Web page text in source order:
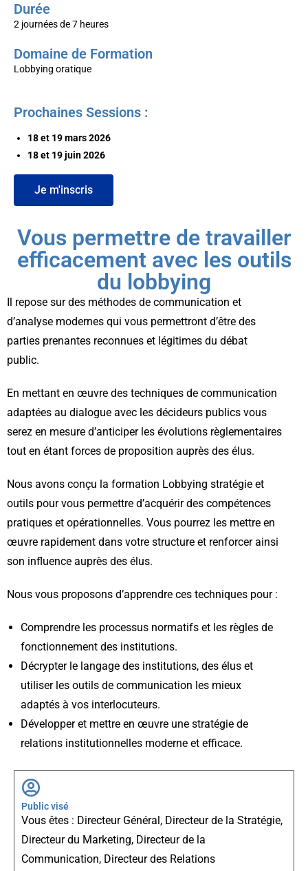
Durée
2 journées de 7 heures
Domaine de Formation
Lobbying oratique
Prochaines Sessions :
18 et 19 mars 2026
18 et 19 juin 2026
Je m'inscris
Vous permettre de travailler
efficacement avec les outils
du lobbying
Il repose sur des méthodes de communication et
d’analyse modernes qui vous permettront d’être des
parties prenantes reconnues et légitimes du débat
public.
En mettant en œuvre des techniques de communication
adaptées au dialogue avec les décideurs publics vous
serez en mesure d’anticiper les évolutions règlementaires
tout en étant forces de proposition auprès des élus.
Nous avons conçu la formation Lobbying stratégie et
outils pour vous permettre d’acquérir des compétences
pratiques et opérationnelles. Vous pourrez les mettre en
œuvre rapidement dans votre structure et renforcer ainsi
son influence auprès des élus.
Nous vous proposons d’apprendre ces techniques pour :
Comprendre les processus normatifs et les règles de
fonctionnement des institutions.
Décrypter le langage des institutions, des élus et
utiliser les outils de communication les mieux
adaptés à vos interlocuteurs.
Développer et mettre en œuvre une stratégie de
relations institutionnelles moderne et efficace.
Public visé
Vous êtes : Directeur Général, Directeur de la Stratégie,
Directeur du Marketing, Directeur de la
Communication, Directeur des Relations